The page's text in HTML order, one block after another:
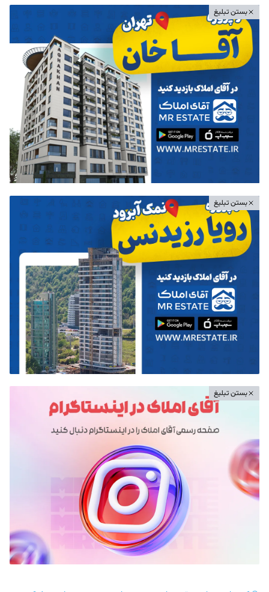
بستن تبلیغ
بستن تبلیغ
بستن تبلیغ